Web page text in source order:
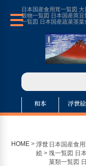
日本国産食用茸一覧図
穀物一覧図 日本国産莢
一覧図 日本国産蔬菜茎葉
和本 浮世絵
HOME >浮世
絵 >
日本国産食
塊一覧図 日
菓類一覧図